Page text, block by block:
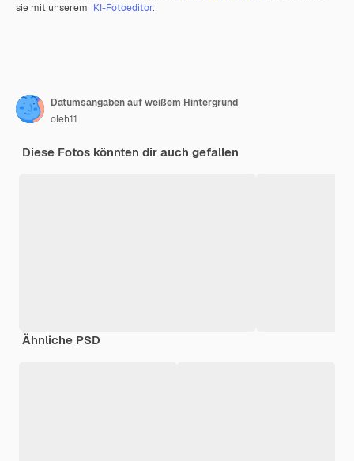
sie mit unserem KI-Fotoeditor.
Datumsangaben auf weißem Hintergrund
oleh11
Diese Fotos könnten dir auch gefallen
Ähnliche PSD